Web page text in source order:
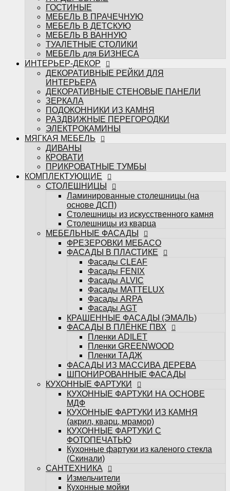
ЭЛЕКТРОКАМИНЫ
МЯГКАЯ МЕБЕЛЬ
ДИВАНЫ
КРОВАТИ
ПРИКРОВАТНЫЕ ТУМБЫ
КОМПЛЕКТУЮЩИЕ
СТОЛЕШНИЦЫ
Ламинированные столешницы (на
основе ДСП)
Столешницы из искусственного камня
Столешницы из кварца
МЕБЕЛЬНЫЕ ФАСАДЫ
ФРЕЗЕРОВКИ МЕБАСО
ФАСАДЫ В ПЛАСТИКЕ
Фасады CLEAF
Фасады FENIX
Фасады MATTELUX
Фасады ARPA
Фасады AGT
КРАШЕННЫЕ ФАСАДЫ (ЭМАЛЬ)
ФАСАДЫ В ПЛЁНКЕ ПВХ
Пленки ADILET
Пленки GREENWOOD
Пленки ТАДЖ
ФАСАДЫ ИЗ МАССИВА ДЕРЕВА
ШПОНИРОВАННЫЕ ФАСАДЫ
КУХОННЫЕ ФАРТУКИ
КУХОННЫЕ ФАРТУКИ НА ОСНОВЕ
КУХОННЫЕ ФАРТУКИ ИЗ КАМНЯ
(акрил, кварц, мрамор)
КУХОННЫЕ ФАРТУКИ С
ФОТОПЕЧАТЬЮ
Кухонные фартуки из каленого стекла
(Скинали)
САНТЕХНИКА
Измельчители
Кухонные мойки
Кухонные смесители
БЫТОВАЯ ТЕХНИКА
Варочные поверхности
Вытяжки
Духовые шкафы
Посудомоечные машины
Стиральные машины
Холодильники и морозильные камеры
Шкафы винные
Микроволновые печи
Телевизоры
СИСТЕМЫ ВЁДЕР
РЕЙЛИНГОВЫЕ СИСТЕМЫ
ГОСТИНЫЕ
МЕБЕЛЬ В ПРАЧЕЧНУЮ
МЕБЕЛЬ В ДЕТСКУЮ
МЕБЕЛЬ В ВАННУЮ
ТУАЛЕТНЫЕ СТОЛИКИ
МЕБЕЛЬ для БИЗНЕСА
ИНТЕРЬЕР-ДЕКОР
ДЕКОРАТИВНЫЕ РЕЙКИ ДЛЯ
ИНТЕРЬЕРА
ДЕКОРАТИВНЫЕ СТЕНОВЫЕ ПАНЕЛИ
ЗЕРКАЛА
ПОДОКОННИКИ ИЗ КАМНЯ
РАЗДВИЖНЫЕ ПЕРЕГОРОДКИ
ЭЛЕКТРОКАМИНЫ
МЯГКАЯ МЕБЕЛЬ
ДИВАНЫ
КРОВАТИ
ПРИКРОВАТНЫЕ ТУМБЫ
КОМПЛЕКТУЮЩИЕ
СТОЛЕШНИЦЫ
Ламинированные столешницы (на
основе ДСП)
Столешницы из искусственного камня
Столешницы из кварца
МЕБЕЛЬНЫЕ ФАСАДЫ
ФРЕЗЕРОВКИ МЕБАСО
ФАСАДЫ В ПЛАСТИКЕ
Фасады CLEAF
Фасады FENIX
Фасады ALVIC
Фасады MATTELUX
Фасады ARPA
Фасады AGT
КРАШЕННЫЕ ФАСАДЫ (ЭМАЛЬ)
ФАСАДЫ В ПЛЁНКЕ ПВХ
Пленки ADILET
Пленки GREENWOOD
Пленки ТАДЖ
ФАСАДЫ ИЗ МАССИВА ДЕРЕВА
ШПОНИРОВАННЫЕ ФАСАДЫ
КУХОННЫЕ ФАРТУКИ
КУХОННЫЕ ФАРТУКИ НА ОСНОВЕ
МДФ
КУХОННЫЕ ФАРТУКИ ИЗ КАМНЯ
(акрил, кварц, мрамор)
КУХОННЫЕ ФАРТУКИ С
ФОТОПЕЧАТЬЮ
Кухонные фартуки из каленого стекла
(Скинали)
САНТЕХНИКА
Измельчители
Кухонные мойки